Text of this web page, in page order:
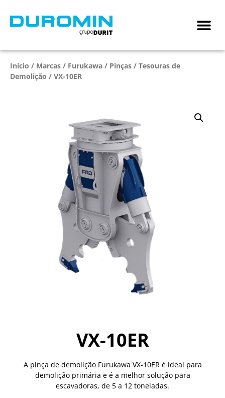
Início / Marcas / Furukawa / Pinças / Tesouras de
Demolição / VX-10ER
VX-10ER
A pinça de demolição Furukawa VX-10ER é ideal para
demolição primária e é a melhor solução para
escavadoras, de 5 a 12 toneladas.